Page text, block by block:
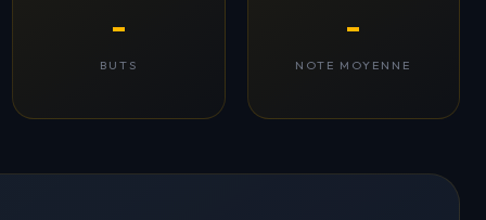
-
BUTS
-
NOTE MOYENNE